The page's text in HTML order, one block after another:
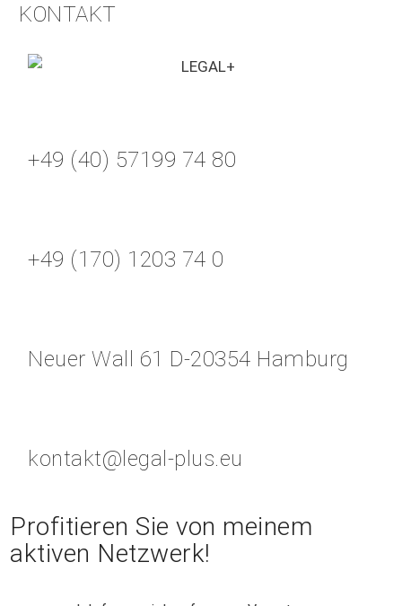
KONTAKT
+49 (40) 57199 74 80
+49 (170) 1203 74 0
Neuer Wall 61 D-20354 Hamburg
kontakt@legal-plus.eu
Profitieren Sie von meinem
aktiven Netzwerk!